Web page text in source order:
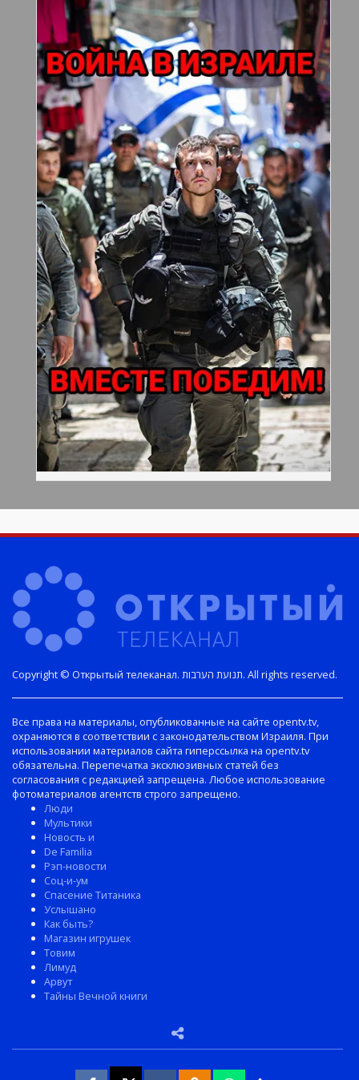
Copyright © Открытый телеканал. תנועת הערבות. All rights reserved.
Все права на материалы, опубликованные на сайте opentv.tv,
охраняются в соответствии с законодательством Израиля. При
использовании материалов сайта гиперссылка на opentv.tv
обязательна. Перепечатка эксклюзивных статей без
согласования с редакцией запрещена. Любое использование
фотоматериалов агентств строго запрещено.
Люди
Мультики
Новость и
De Familia
Рэп-новости
Соц-и-ум
Спасение Титаника
Услышано
Как быть?
Магазин игрушек
Товим
Лимуд
Арвут
Тайны Вечной книги